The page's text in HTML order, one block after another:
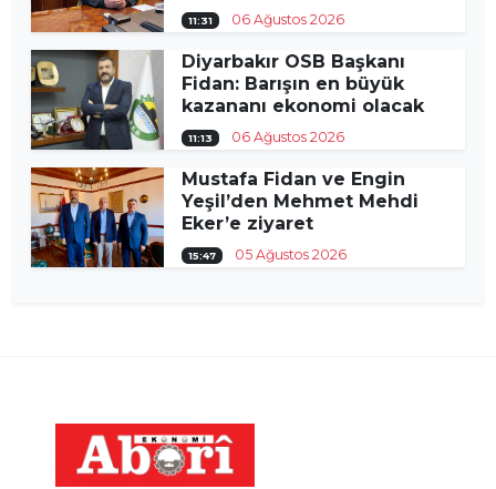
11:31 06 Ağustos 2026
Diyarbakır OSB Başkanı
Fidan: Barışın en büyük
kazananı ekonomi olacak
11:13 06 Ağustos 2026
Mustafa Fidan ve Engin
Yeşil’den Mehmet Mehdi
Eker’e ziyaret
15:47 05 Ağustos 2026